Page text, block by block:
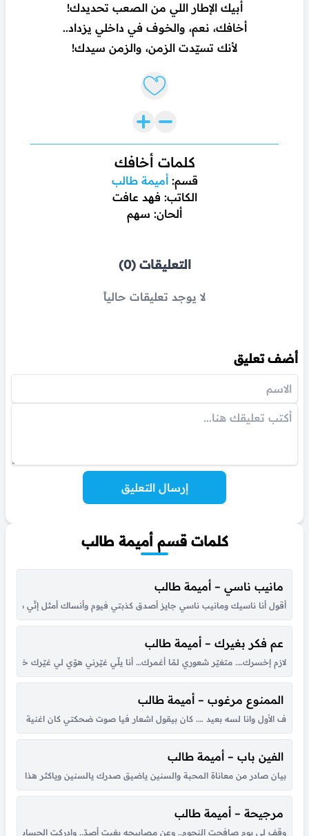
أبيك الإطار اللي من الصعب تحديدك!
أخافك، نعم، والخوف في داخلي يزداد..
لأنك تسيّدت الزمن، والزمن سيدك!
Like lyrics
كلمات أخافك
قسم:أميمة طالب
الكاتب: فهد عافت
ألحان: سهم
التعليقات (0)
لا يوجد تعليقات حالياً
أضف تعليق
إرسال التعليق
كلمات قسم أميمة طالب
مانيب ناسي – أميمة طالب
أقول أنا ناسيك ومانيب ناسي جايز أصدق كذبتي فيوم وأنساك أمثل إنِّي
عم فكر بغيرك – أميمة طالب
لازم إخسرك…. متغيّر شعوري لمّا أغمرك… أنا يلّي غيّرني هوّي لي غيّرك
الممنوع مرغوب – أميمة طالب
ف الأول وانا لسه بعيد …. كان بيقول اشعار فيا صوت ضحكتي كان اغنية …
الفين باب – أميمة طالب
بيان صادر من معاناة المحبة والسنين ياضيق صدرك يالسنين وياكثر هذا
مرجيحة – أميمة طالب
وقف لي يوم صافحت النجوم.. وعن مصابيحه بغيت أصدّ.. وادركت الحسايف